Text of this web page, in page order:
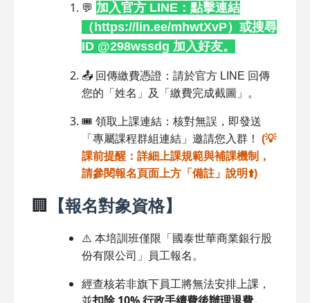
💬 加入官方 LINE：點擊連結
（ https://lin.ee/mhwtXvP）或搜尋
ID @298wssdg 加入好友。
📤 回傳繳費憑證：請於官方 LINE 回傳
您的「姓名」及「繳費完成截圖」。
🎟️ 領取上課連結：核對無誤，即發送
「專屬課程群組連結」邀請您入群！ (💡
課前提醒：詳細上課規範與補課機制，
請參閱報名頁面上方「備註」說明⬆️)
🏢 【報名對象資格】
⚠ 本培訓班僅限「 國泰世華商業銀行股
份有限公司」員工報名。
經查核若非旗下員工將無法安排上課，